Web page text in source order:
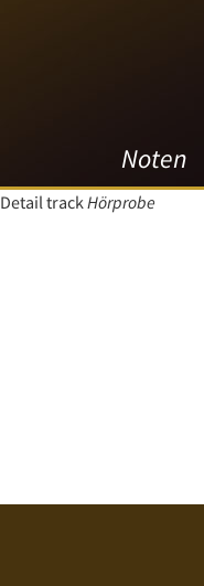
Noten
Detail trackHörprobe